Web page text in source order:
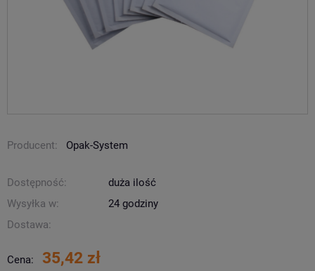
Producent: Opak-System
Dostępność:
duża ilość
Wysyłka w:
24 godziny
Dostawa:
Cena: 35,42 zł